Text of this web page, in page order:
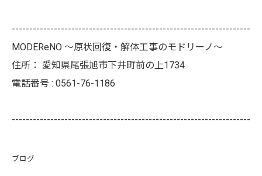
--------------------------------------------------------------------
MODEReNO ～原状回復・解体工事のモドリーノ～
住所： 愛知県尾張旭市下井町前の上1734
電話番号 : 0561-76-1186
--------------------------------------------------------------------
ブログ